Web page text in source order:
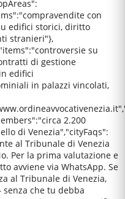
con
edifici storici, diritto
stranieri"},
su
di gestione
edifici
in palazzi vincolati,
2.200
di Venezia","cityFaqs":
al Tribunale di Venezia
Per la prima valutazione e
avviene via WhatsApp. Se
al Tribunale di Venezia,
che tu debba